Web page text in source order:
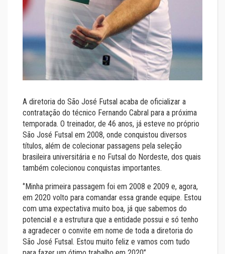
A diretoria do São José Futsal acaba de oficializar a
contratação do técnico Fernando Cabral para a próxima
temporada. O treinador, de 46 anos, já esteve no próprio
São José Futsal em 2008, onde conquistou diversos
títulos, além de colecionar passagens pela seleção
brasileira universitária e no Futsal do Nordeste, dos quais
também colecionou conquistas importantes.
‘’Minha primeira passagem foi em 2008 e 2009 e, agora,
em 2020 volto para comandar essa grande equipe. Estou
com uma expectativa muito boa, já que sabemos do
potencial e a estrutura que a entidade possui e só tenho
a agradecer o convite em nome de toda a diretoria do
São José Futsal. Estou muito feliz e vamos com tudo